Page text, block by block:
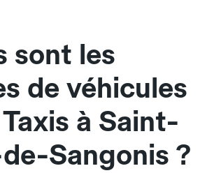
sont les
de véhicules
à Saint-
Sangonis ?